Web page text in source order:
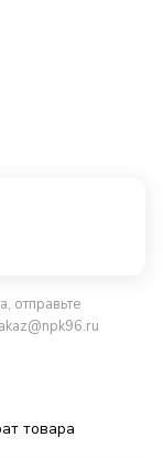
отправьте
товара